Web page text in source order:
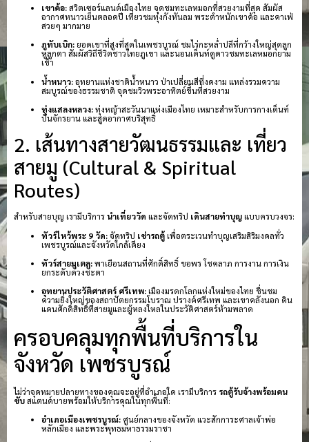
เขาค้อ:สวิตเซอร์แลนด์เมืองไทย จุดชมทะเลหมอกที่สวยงามที่สุด สัมผัส
อากาศหนาวเย็นตลอดปี เที่ยวชมทุ่งกังหันลม พระตำหนักเขาค้อ และคาเฟ่
สวยๆ มากมาย
ภูทับเบิก: ยอดเขาที่สูงที่สุดในเพชรบูรณ์ ชมไร่กะหล่ำปลีที่กว้างใหญ่สุดลูก
หูลูกตา สัมผัสวิถีชีวิตชาวไทยภูเขา และนอนเต็นท์ดูดาวชมทะเลหมอกยาม
เช้า
น้ำหนาว:อุทยานแห่งชาติน้ำหนาว ป่าเปลี่ยนสีที่งดงาม แหล่งรวมความ
สมบูรณ์ของธรรมชาติ จุดชมวิวพระอาทิตย์ขึ้นที่สวยงาม
ทุ่งแสลงหลวง:ทุ่งหญ้าสะวันนาแห่งเมืองไทย เหมาะสำหรับการกางเต็นท์
ปั่นจักรยาน และสูดอากาศบริสุทธิ์
2. เส้นทางสายวัฒนธรรมและ เที่ยว
สายมู (Cultural & Spiritual
Routes)
สำหรับสายบุญ เรามีบริการนำเที่ยววัด และจัดทริป เดินสายทำบุญแบบครบวงจร:
ทัวร์ไหว้พระ 9 วัด:จัดทริป เช่ารถตู้เพื่อตระเวนทำบุญเสริมสิริมงคลทั่ว
เพชรบูรณ์และจังหวัดใกล้เคียง
ทัวร์สายมูเตลู:พาเยือนสถานที่ศักดิ์สิทธิ์ ขอพร โชคลาภ การงาน การเงิน
ยกระดับดวงชะตา
อุทยานประวัติศาสตร์ ศรีเทพ:เมืองมรดกโลกแห่งใหม่ของไทย ชื่นชม
ความยิ่งใหญ่ของสถาปัตยกรรมโบราณ ปรางค์ศรีเทพ และเขาคลังนอก ดิน
แดนศักดิ์สิทธิ์ที่สายมูและผู้หลงใหลในประวัติศาสตร์ห้ามพลาด
ครอบคลุมทุกพื้นที่บริการใน
จังหวัด เพชรบูรณ์
ไม่ว่าจุดหมายปลายทางของคุณจะอยู่ที่อำเภอใด เรามีบริการ รถตู้รับจ้างพร้อมคน
ขับสแตนด์บายพร้อมให้บริการคุณในทุกพื้นที่:
อำเภอเมืองเพชรบูรณ์: ศูนย์กลางของจังหวัด แวะสักการะศาลเจ้าพ่อ
หลักเมือง และพระพุทธมหาธรรมราชา